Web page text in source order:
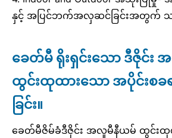
နှင့် အပြင်ဘက်အလှဆင်ခြင်းအတွက်
ခေတ်မီ ရိုးရှင်းသော ဒီဇိုင်း
ထွင်းထုထားသော အပိုင်းစ
ခြင်း။
ခေတ်မီဇိမ်ခံဒီဇိုင်း အလူမီနီယမ် ထွင်းထု